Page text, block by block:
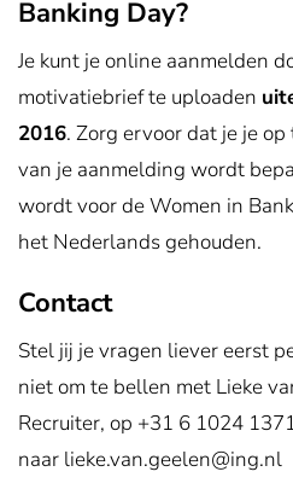
Banking Day?
Je kunt je online aanmelden
motivatiebrief te uploaden
2016. Zorg ervoor dat je je
van je aanmelding wordt
wordt voor de Women in
het Nederlands gehouden.
Contact
Stel jij je vragen liever eerst
niet om te bellen met Lieke
Recruiter, op +31 6 1024
naar lieke.van.geelen@ing.nl